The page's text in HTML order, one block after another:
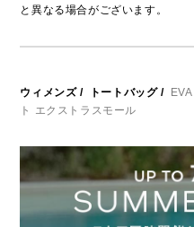
と異なる場合がございます。
ウィメンズ/ トートバッグ/
ト エクストラスモール